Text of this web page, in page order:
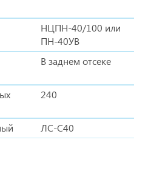
НЦПН-40/100 или
ПН-40УВ
В заднем отсеке
240
ЛС-С40